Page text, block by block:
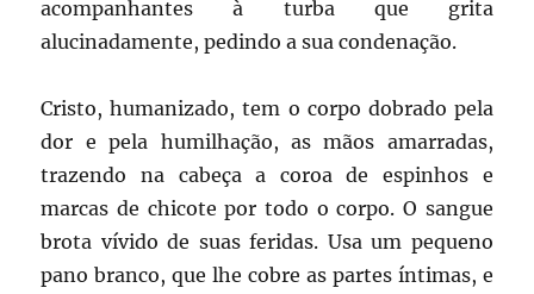
acompanhantes à turba que grita
alucinadamente, pedindo a sua condenação.
Cristo, humanizado, tem o corpo dobrado pela
dor e pela humilhação, as mãos amarradas,
trazendo na cabeça a coroa de espinhos e
marcas de chicote por todo o corpo. O sangue
brota vívido de suas feridas. Usa um pequeno
pano branco, que lhe cobre as partes íntimas, e